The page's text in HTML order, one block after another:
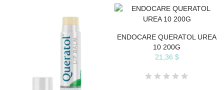
ENDOCARE QUERATOL UREA
10 200G
21,36 $